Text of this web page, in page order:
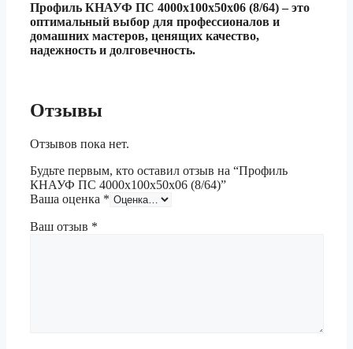
Профиль КНАУФ ПС 4000х100х50х06 (8/64) – это
оптимальный выбор для профессионалов и
домашних мастеров, ценящих качество,
надежность и долговечность.
Отзывы
Отзывов пока нет.
Будьте первым, кто оставил отзыв на “Профиль
КНАУФ ПС 4000х100х50х06 (8/64)”
Ваша оценка *
Ваш отзыв *